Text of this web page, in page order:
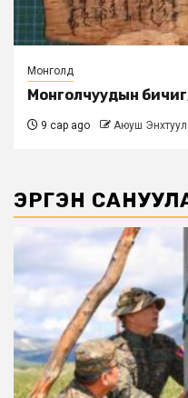
Монголд
Монголчуудын бичиг,
9 сар ago Аюуш Энхтуул
ЭРГЭН